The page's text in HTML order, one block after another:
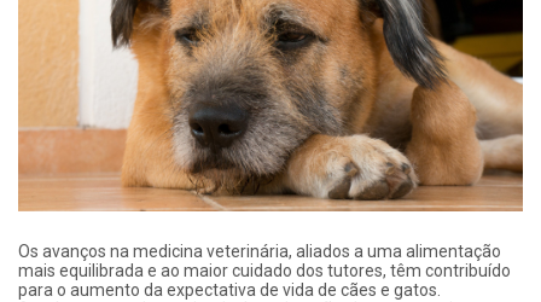
Os avanços na medicina veterinária, aliados a uma alimentação
mais equilibrada e ao maior cuidado dos tutores, têm contribuído
para o aumento da expectativa de vida de cães e gatos.